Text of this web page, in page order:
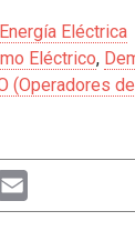
Eléctrica
Eléctrico,
(Operadores